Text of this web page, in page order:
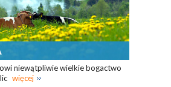
niewątpliwie wielkie bogactwo
więcej